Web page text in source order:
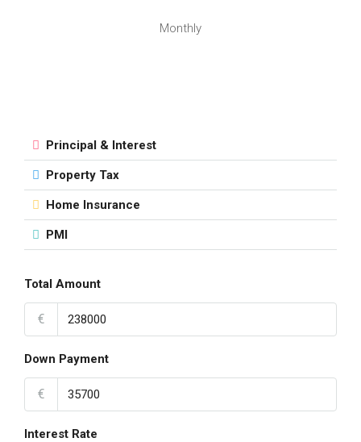
Monthly
Principal & Interest
Property Tax
Home Insurance
PMI
Total Amount
€
Down Payment
€
Interest Rate